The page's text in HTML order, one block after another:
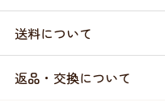
送料について
返品・交換について